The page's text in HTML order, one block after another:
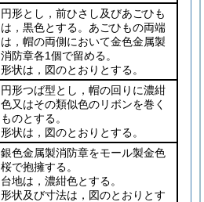
円形とし，前ひさし及びあごひも
は，黒色とする。あごひもの両端
は，帽の両側において金色金属製
消防章各1個で留める。
形状は，図のとおりとする。
円形つば型とし，帽の回りに濃紺
色又はその類似色のリボンを巻く
ものとする。
形状は，図のとおりとする。
銀色金属製消防章をモール製金色
桜で抱擁する。
台地は，濃紺色とする。
形状及び寸法は，図のとおりとす